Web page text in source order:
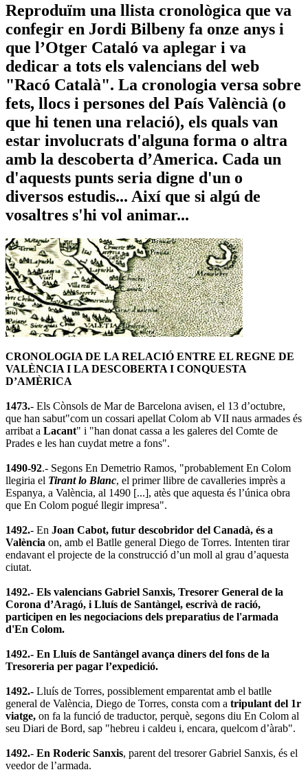
Reproduïm una llista cronològica que va
confegir en Jordi Bilbeny fa onze anys i
que l’Otger Cataló va aplegar i va
dedicar a tots els valencians del web
"Racó Català". La cronologia versa sobre
fets, llocs i persones del País Valèncià (o
que hi tenen una relació), els quals van
estar involucrats d'alguna forma o altra
amb la descoberta d’America. Cada un
d'aquests punts seria digne d'un o
diversos estudis... Així que si algú de
vosaltres s'hi vol animar...
CRONOLOGIA DE LA RELACIÓ ENTRE EL REGNE DE
VALÈNCIA I LA DESCOBERTA I CONQUESTA
D’AMÈRICA
1473.- Els Cònsols de Mar de Barcelona avisen, el 13 d’octubre,
que han sabut"com un cossari apellat Colom ab VII naus armades és
arribat a Lacant" i "han donat cassa a les galeres del Comte de
Prades e les han cuydat metre a fons".
1490-92.- Segons En Demetrio Ramos, "probablement En Colom
llegiria el Tirant lo Blanc, el primer llibre de cavalleries imprès a
Espanya, a València, al 1490 [...], atès que aquesta és l’única obra
que En Colom pogué llegir impresa".
1492.- En Joan Cabot, futur descobridor del Canadà, és a
València on, amb el Batlle general Diego de Torres. Intenten tirar
endavant el projecte de la construcció d’un moll al grau d’aquesta
ciutat.
1492.- Els valencians Gabriel Sanxis, Tresorer General de la
Corona d’Aragó, i Lluís de Santàngel, escrivà de ració,
participen en les negociacions dels preparatius de l'armada
d'En Colom.
1492.- En Lluís de Santàngel avança diners del fons de la
Tresoreria per pagar l’expedició.
1492.- Lluís de Torres, possiblement emparentat amb el batlle
general de València, Diego de Torres, consta com a tripulant del 1r
viatge, on fa la funció de traductor, perquè, segons diu En Colom al
seu Diari de Bord, sap "hebreu i caldeu i, encara, quelcom d’àrab".
1492.- En Roderic Sanxis, parent del tresorer Gabriel Sanxis, és el
veedor de l’armada.